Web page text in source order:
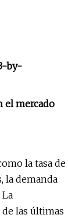
by-
el mercado
la tasa de
la demanda
las últimas